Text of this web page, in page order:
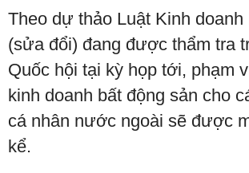
Theo dự thảo Luật Kinh doanh
(sửa đổi) đang được thẩm tra
Quốc hội tại kỳ họp tới, phạm
kinh doanh bất động sản cho
cá nhân nước ngoài sẽ được
kể.